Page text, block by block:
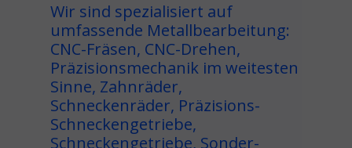
Wir sind spezialisiert auf
umfassende Metallbearbeitung:
CNC-Fräsen, CNC-Drehen,
Präzisionsmechanik im weitesten
Sinne, Zahnräder,
Schneckenräder, Präzisions-
Schneckengetriebe,
Schneckengetriebe, Sonder-